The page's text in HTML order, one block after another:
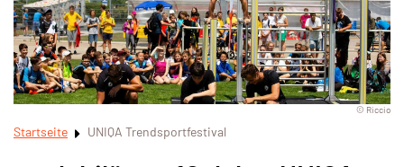
© Riccio
Startseite UNIQA Trendsportfestival